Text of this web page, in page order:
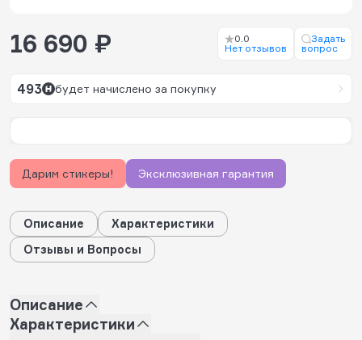
16 690 ₽
0.0
Нет отзывов
Задать
вопрос
493 будет начислено за покупку
Дарим стикеры! Эксклюзивная гарантия
Описание
Характеристики
Отзывы и Вопросы
Описание
Характеристики